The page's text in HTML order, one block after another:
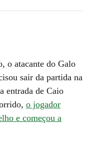
o atacante do Galo
sair da partida na
entrada de Caio
o jogador
e começou a